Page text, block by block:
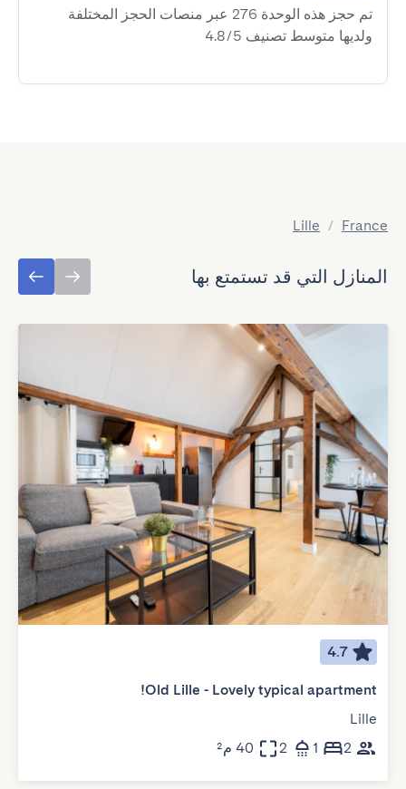
تم حجز هذه الوحدة 276 عبر منصات الحجز المختلفة
ولديها متوسط ​​تصنيف 4.8/5
France
/
Lille
المنازل التي قد تستمتع بها
4.7
Old Lille - Lovely typical apartment!
Lille
2
1
2 40 م²